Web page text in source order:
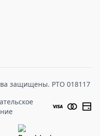
защищены. РТО 018117